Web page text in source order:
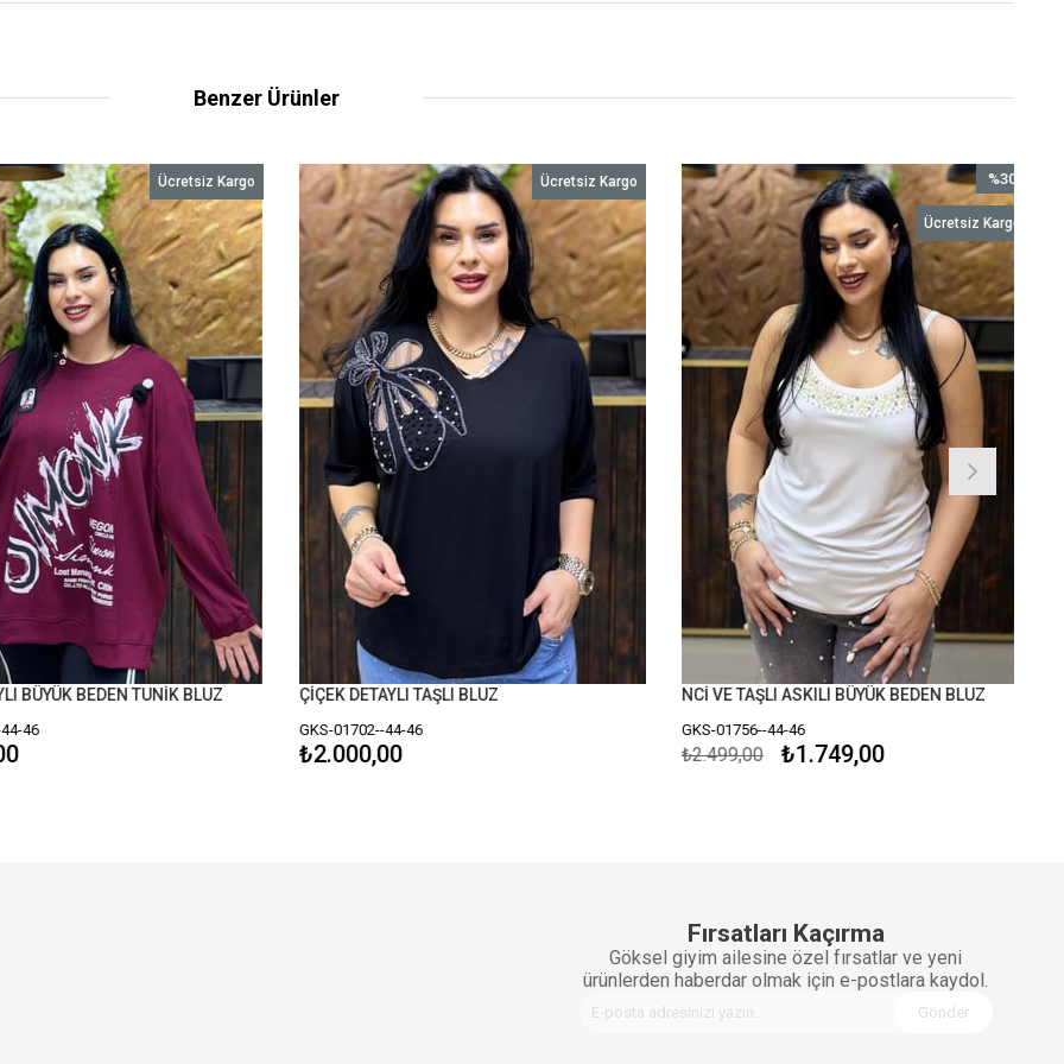
Benzer Ürünler
BÜYÜK BEDEN TUNİK BLUZ
46
Ücretsiz Kargo
ÇİÇEK DETAYLI TAŞLI BLUZ
GKS-01702--44-46
₺2.000,00
Ücretsiz Kargo
NCİ VE TAŞLI ASKILI BÜYÜK BEDEN BLUZ
GKS-01756--44-46
₺1.749,00
₺2.499,00
%30
İndirim
%30İndirim
Ücretsiz Kargo
Fırsatları Kaçırma
Göksel giyim ailesine özel fırsatlar ve yeni
ürünlerden haberdar olmak için e-postlara kaydol.
Gönder